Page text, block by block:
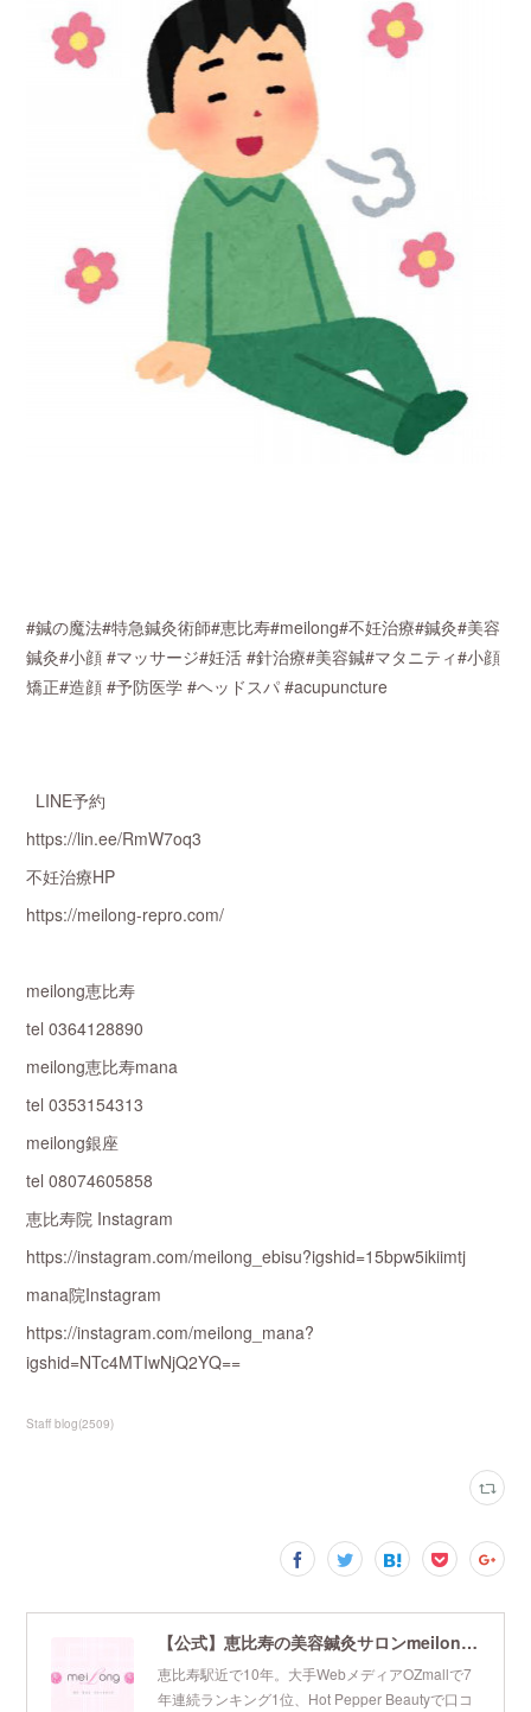
#鍼の魔法#特急鍼灸術師#恵比寿#meilong#不妊治療#鍼灸#美容
鍼灸#小顔 #マッサージ#妊活 #針治療#美容鍼#マタニティ#小顔
矯正#造顔 #予防医学 #ヘッドスパ #acupuncture
LINE予約
https://lin.ee/RmW7oq3
不妊治療HP
https://meilong-repro.com/
meilong恵比寿
tel 0364128890
meilong恵比寿mana
tel 0353154313
meilong銀座
tel 08074605858
恵比寿院 Instagram
https://instagram.com/meilong_ebisu?igshid=15bpw5ikiimtj
mana院Instagram
https://instagram.com/meilong_mana?
igshid=NTc4MTIwNjQ2YQ==
Staff blog(2509)
【公式】恵比寿の美容鍼灸サロンmeilong｜ツボを押さえた針・お灸の治療で美容と健康を叶えます
恵比寿駅近で10年。大手WebメディアOZmallで7
年連続ランキング1位、Hot Pepper Beautyで口コ